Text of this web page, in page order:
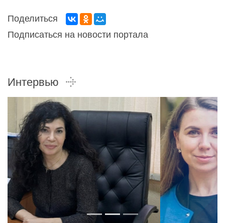
Поделиться
Подписаться на новости портала
Интервью